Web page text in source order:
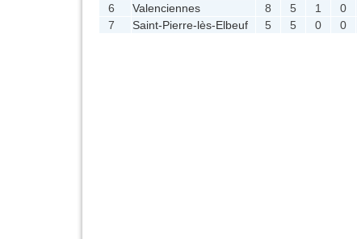
6
Valenciennes 8 5 1 0
7
Saint-Pierre-lès-Elbeuf 5 5 0 0